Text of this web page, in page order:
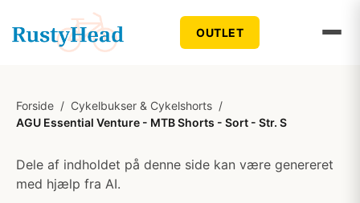
OUTLET
Forside / Cykelbukser & Cykelshorts /
AGU Essential Venture - MTB Shorts - Sort - Str. S
Dele af indholdet på denne side kan være genereret
med hjælp fra AI.